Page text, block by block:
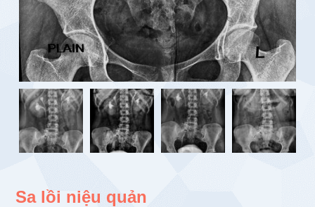
Sa lồi niệu quản